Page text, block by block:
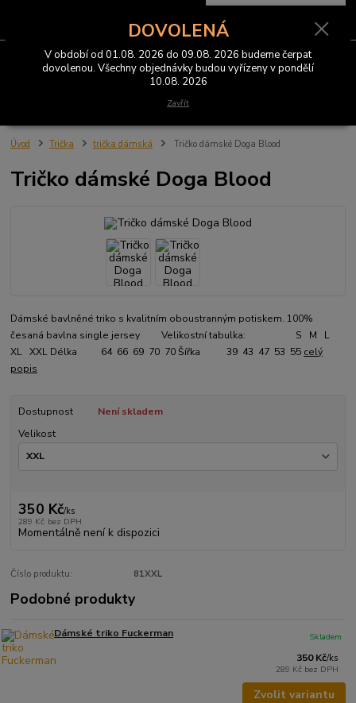
Menu
0 Kč
Úvod Trička trička dámská Tričko dámské Doga Blood
Tričko dámské Doga Blood
Dámské bavlněné triko s kvalitním oboustranným potiskem. 100%
česaná bavlna single jersey Velikostní tabulka: S M L
XL XXL Délka 64 66 69 70 70 Šířka 39 43 47 53 55 celý
popis
Dostupnost
Není skladem
Velikost
350 Kč/ks
289 Kč bez DPH
Momentálně není k dispozici
Číslo produktu: 81XXL
Podobné produkty
Dámské triko Fuckerman
350 Kč/ks
289 Kč bez DPH
Skladem
Zvolit variantu
DOVOLENÁ
V období od 01.08. 2026 do 09.08. 2026 budeme čerpat
dovolenou. Všechny objednávky budou vyřízeny v pondělí
10.08. 2026
Zavřít